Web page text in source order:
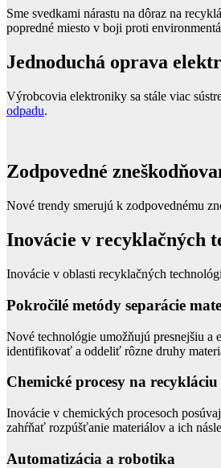
Sme svedkami nárastu na dôraz na
popredné miesto v boji proti
Jednoduchá oprava
Výrobcovia elektroniky sa stále viac
odpadu.
Zodpovedné
Nové trendy smerujú k zodpovednému
Inovácie v recyklačných
Inovácie v oblasti recyklačných
Pokročilé metódy separácie
Nové technológie umožňujú presnejšiu a
identifikovať a oddeliť rôzne druhy
Chemické procesy na recykláciu
Inovácie v chemických procesoch
zahŕňať rozpúšťanie materiálov a ich
Automatizácia a robotika